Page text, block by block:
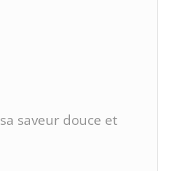
saveur douce et